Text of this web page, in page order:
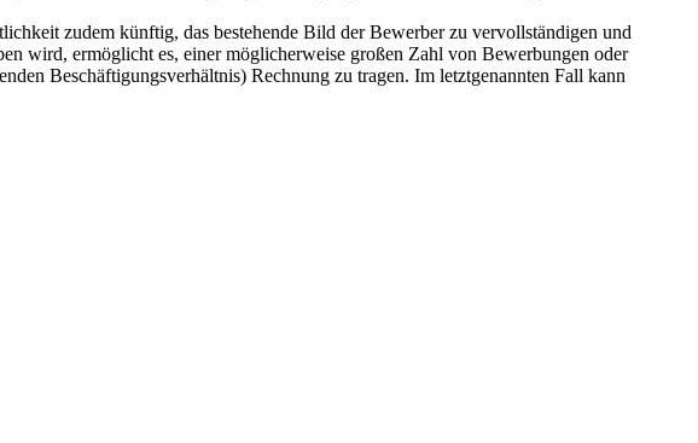
zudem künftig, das bestehende Bild der Bewerber zu vervollständigen und
wird, ermöglicht es, einer möglicherweise großen Zahl von Bewerbungen oder
Beschäftigungsverhältnis) Rechnung zu tragen. Im letztgenannten Fall kann